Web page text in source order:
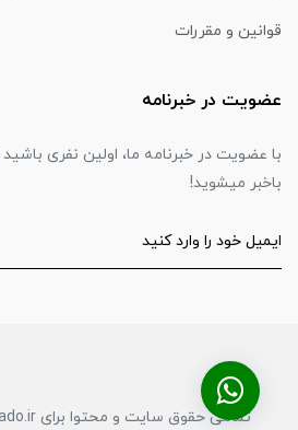
قوانین و مقررات
عضویت در خبرنامه
با عضویت در خبرنامه ما، اولین نفری
باخبر میشوید!
تمامی حقوق سایت و محتوا برای tornado.ir محفوظ می باشد